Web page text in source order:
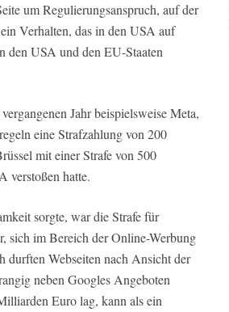
um Regulierungsanspruch, auf der
Verhalten, das in den USA auf
den USA und den EU-Staaten
Jahr beispielsweise Meta,
eine Strafzahlung von 200
mit einer Strafe von 500
verstoßen hatte.
sorgte, war die Strafe für
sich im Bereich der Online-Werbung
durften Webseiten nach Ansicht der
neben Googles Angeboten
Euro lag, kann als ein